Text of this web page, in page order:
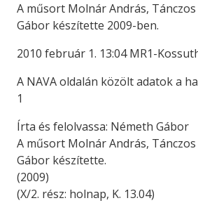
A műsort Molnár András,
Gábor készítette 2009-ben.
2010 február 1. 13:04 MR1-
A NAVA oldalán közölt adatok a
1
Írta és felolvassa: Németh Gábor
A műsort Molnár András,
Gábor készítette.
(2009)
(X/2. rész: holnap, K. 13.04)